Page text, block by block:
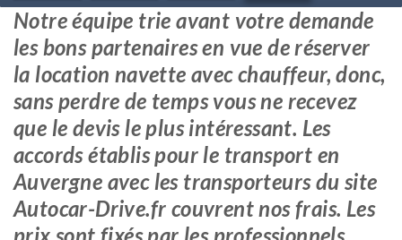
Notre équipe trie avant votre demande
les bons partenaires en vue de réserver
la location navette avec chauffeur, donc,
sans perdre de temps vous ne recevez
que le devis le plus intéressant. Les
accords établis pour le transport en
Auvergne avec les transporteurs du site
Autocar-Drive.fr couvrent nos frais. Les